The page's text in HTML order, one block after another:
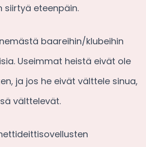
siirtyä eteenpäin.
baareihin/klubeihin
Useimmat heistä eivät ole
ja jos he eivät välttele sinua,
välttelevät.